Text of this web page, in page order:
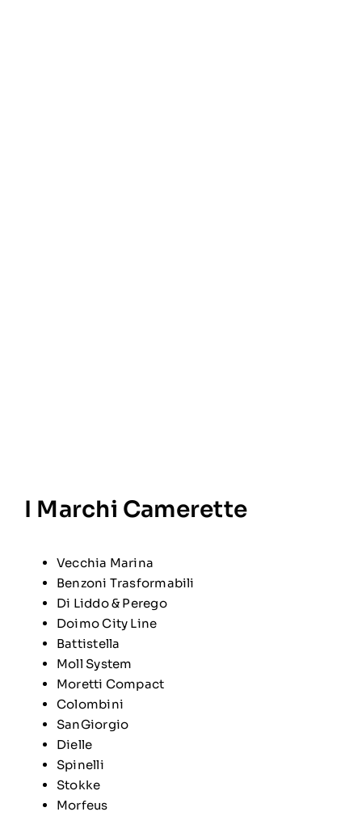
I Marchi Camerette
Vecchia Marina
Benzoni Trasformabili
Di Liddo & Perego
Doimo City Line
Battistella
Moll System
Moretti Compact
Colombini
SanGiorgio
Dielle
Spinelli
Stokke
Morfeus